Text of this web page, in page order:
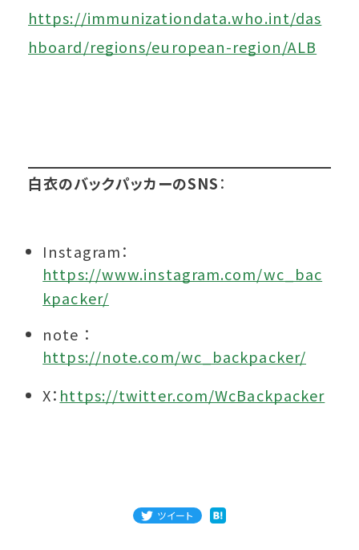
https://immunizationdata.who.int/das
hboard/regions/european-region/ALB
白衣のバックパッカーのSNS：
Instagram：
https://www.instagram.com/wc_bac
kpacker/
note ：
https://note.com/wc_backpacker/
X： https://twitter.com/WcBackpacker
ツイート